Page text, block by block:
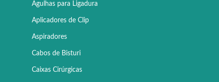
Agulhas para Ligadura
Aplicadores de Clip
Aspiradores
Cabos de Bisturi
Caixas Cirúrgicas